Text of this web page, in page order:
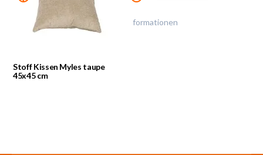
Klicke auf das Symbol für mehr Informationen
Stoff Kissen Myles taupe
45x45 cm